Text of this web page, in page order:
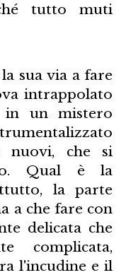
tutto muti
sua via a fare
intrappolato
un mistero
nuovi, che si
Qual è la
la parte
a che fare con
delicata che
complicata,
l'incudine e il